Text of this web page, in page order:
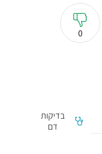
0
בדיקות
דם